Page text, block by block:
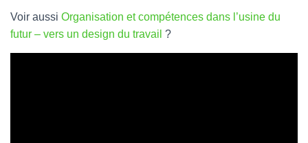
Voir aussi Organisation et compétences dans l’usine du
futur – vers un design du travail ?